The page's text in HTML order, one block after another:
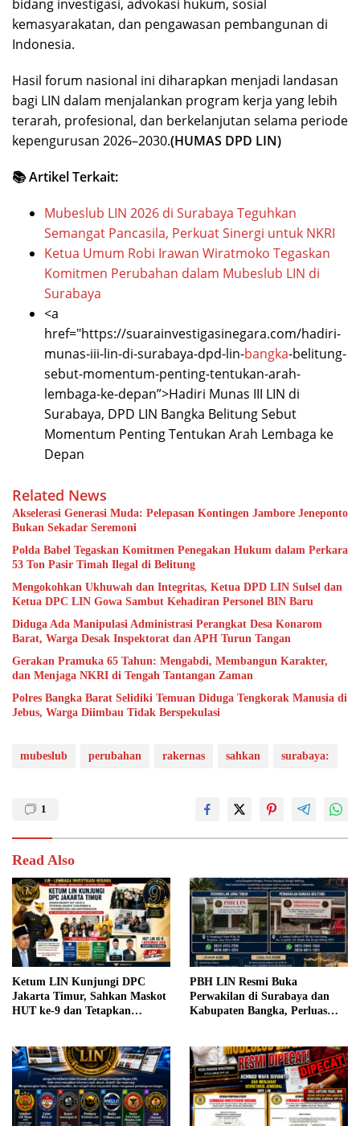
bidang investigasi, advokasi hukum, sosial
kemasyarakatan, dan pengawasan pembangunan di
Indonesia.
Hasil forum nasional ini diharapkan menjadi landasan
bagi LIN dalam menjalankan program kerja yang lebih
terarah, profesional, dan berkelanjutan selama periode
kepengurusan 2026–2030.(HUMAS DPD LIN)
📚 Artikel Terkait:
Mubeslub LIN 2026 di Surabaya Teguhkan
Semangat Pancasila, Perkuat Sinergi untuk NKRI
Ketua Umum Robi Irawan Wiratmoko Tegaskan
Komitmen Perubahan dalam Mubeslub LIN di
Surabaya
<a
href="https://suarainvestigasinegara.com/hadiri-
munas-iii-lin-di-surabaya-dpd-lin-bangka-belitung-
sebut-momentum-penting-tentukan-arah-
lembaga-ke-depan”>Hadiri Munas III LIN di
Surabaya, DPD LIN Bangka Belitung Sebut
Momentum Penting Tentukan Arah Lembaga ke
Depan
Related News
Akselerasi Generasi Muda: Pelepasan Kontingen Jambore Jeneponto
Bukan Sekadar Seremoni
Polda Babel Tegaskan Komitmen Penegakan Hukum dalam Perkara
53 Ton Pasir Timah Ilegal di Belitung
Mengokohkan Ukhuwah dan Integritas, Ketua DPD LIN Sulsel dan
Ketua DPC LIN Gowa Sambut Kehadiran Personel BIN Baru
Diduga Ada Manipulasi Administrasi Perangkat Desa Konarom
Barat, Warga Desak Inspektorat dan APH Turun Tangan
Gerakan Pramuka 65 Tahun: Mengabdi, Membangun Karakter,
dan Menjaga NKRI di Tengah Tantangan Zaman
Polres Bangka Barat Selidiki Temuan Diduga Tengkorak Manusia di
Jebus, Warga Diimbau Tidak Berspekulasi
mubeslub perubahan rakernas sahkan surabaya:
1
Read Also
Ketum LIN Kunjungi DPC
Jakarta Timur, Sahkan Maskot
HUT ke-9 dan Tetapkan
PBH LIN Resmi Buka
Perwakilan di Surabaya dan
Kabupaten Bangka, Perluas